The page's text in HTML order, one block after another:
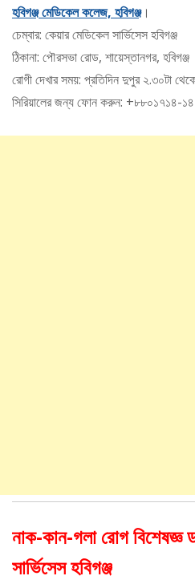
হবিগঞ্জ মেডিকেল কলেজ, হবিগঞ্জ।
চেম্বার: কেয়ার মেডিকেল সার্ভিসেস হবিগঞ্জ
ঠিকানা: পৌরসভা রোড, শায়েস্তানগর, হবিগঞ্জ
রোগী দেখার সময়: প্রতিদিন দুপুর ২.৩০টা
সিরিয়ালের জন্য ফোন করুন: +৮৮০১৭১৪-
নাক-কান-গলা রোগ বিশেষজ্ঞ
সার্ভিসেস হবিগঞ্জ